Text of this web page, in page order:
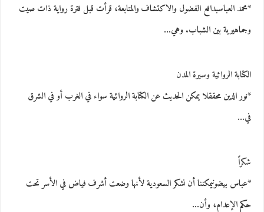
*محمد العباسبدافع الفضول والاكتشاف والمتابعة، قرأت قبل فترة رواية ذات صيت
وجماهيرية بين الشباب. وهي…
الكتابة الروائية وسيرة المدن
*نور الدين محققلا يمكن الحديث عن الكتابة الروائية سواء في الغرب أو في الشرق
في…
شكراً
*عباس بيضونيمكننا أن نشكر السعودية لأنها وضعت أشرف فياض في الأسر تحت
حكم الإعدام، وأن…